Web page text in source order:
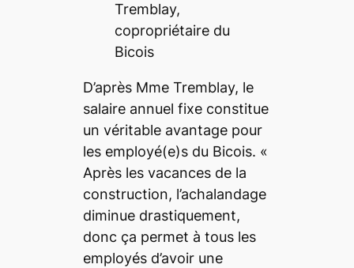
Tremblay,
copropriétaire du
Bicois
D’après Mme Tremblay, le
salaire annuel fixe constitue
un véritable avantage pour
les employé(e)s du Bicois. «
Après les vacances de la
construction, l’achalandage
diminue drastiquement,
donc ça permet à tous les
employés d’avoir une